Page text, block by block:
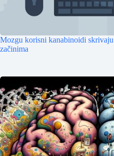
Mozgu korisni kanabinoidi
začinima